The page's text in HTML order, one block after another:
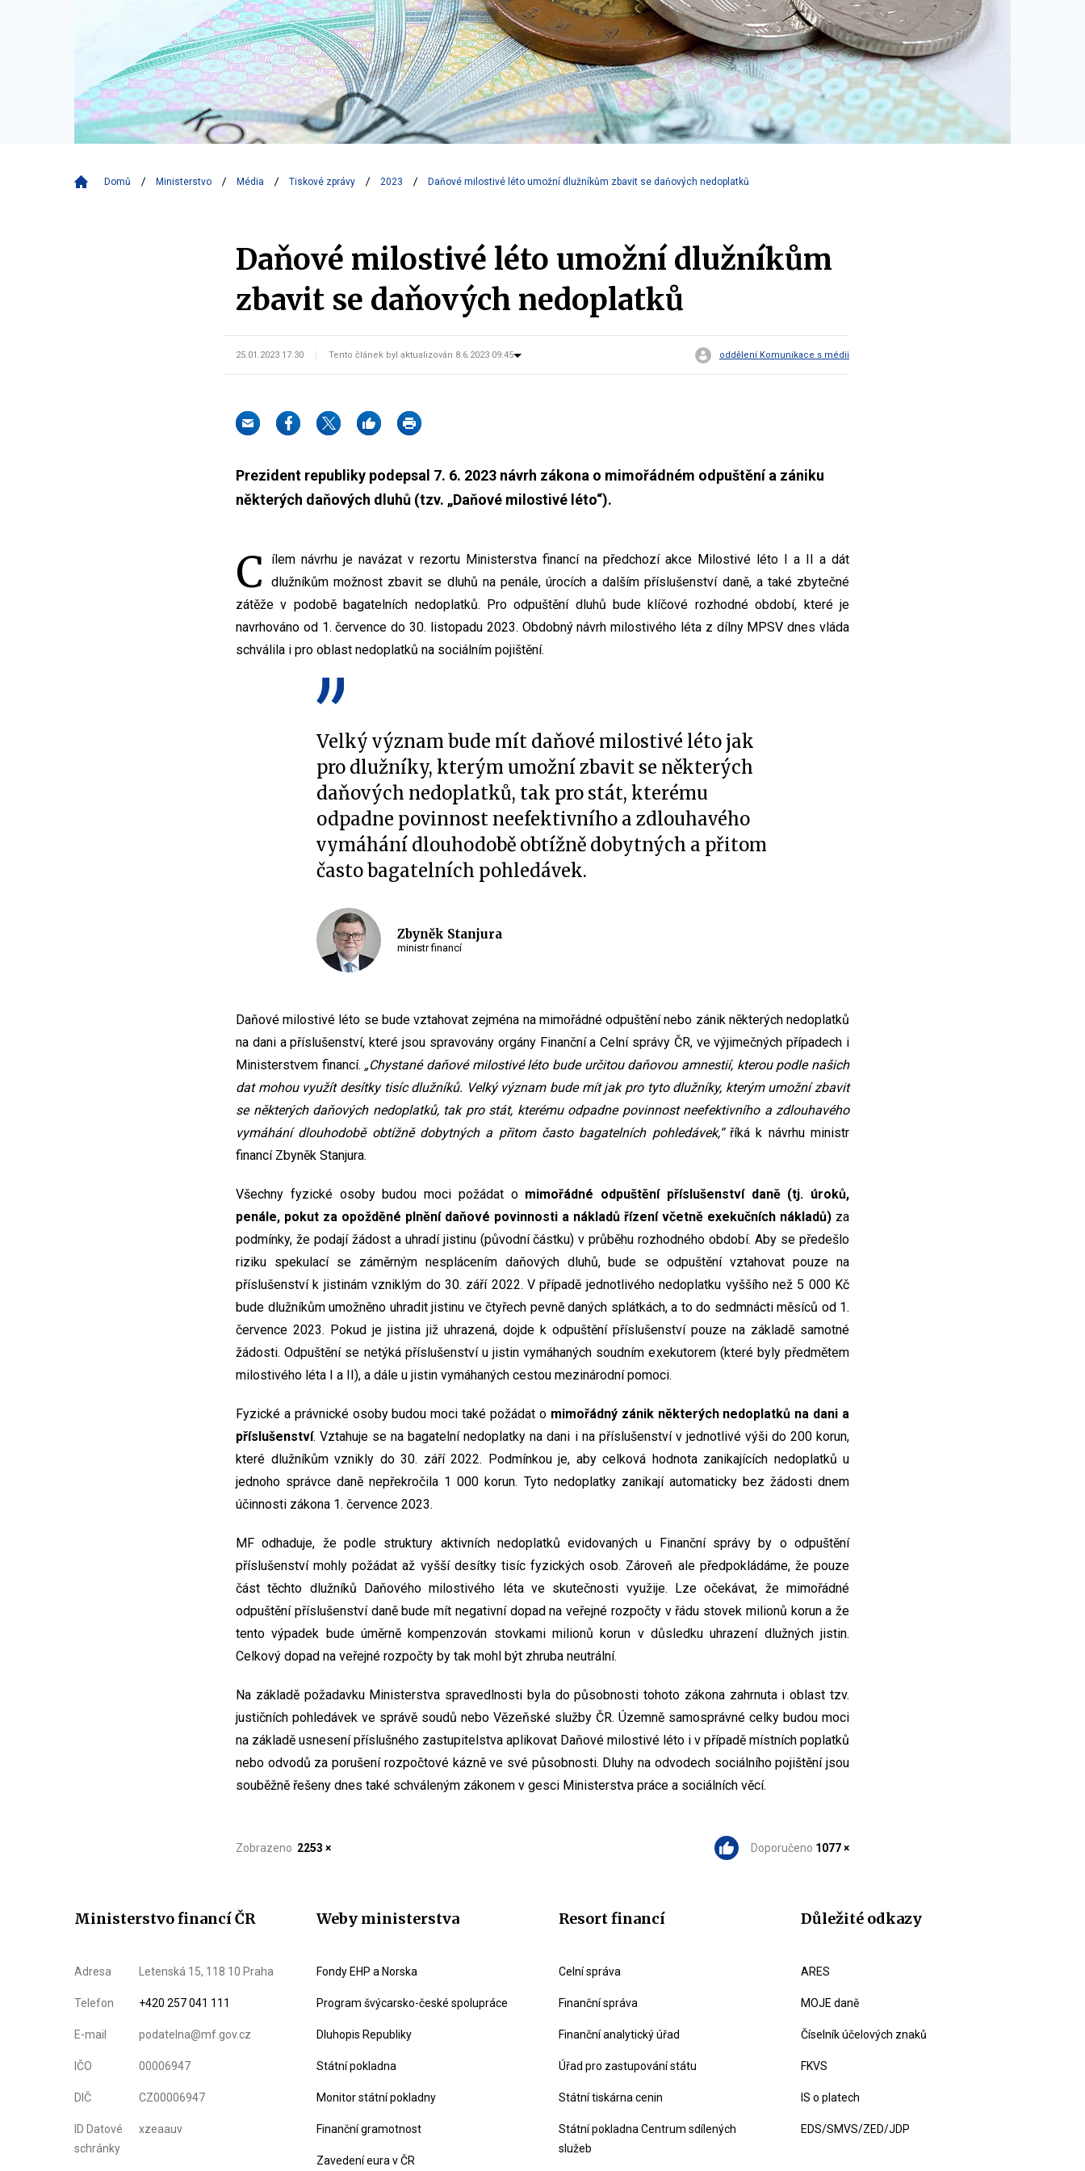
Domů Ministerstvo Média Tiskové zprávy 2023 Daňové milostivé léto umožní dlužníkům zbavit se daňových nedoplatků
Daňové milostivé léto umožní dlužníkům
zbavit se daňových nedoplatků
25.01.2023 17:30 Tento článek byl aktualizován 8.6.2023 09:45 oddělení Komunikace s médii
Prezident republiky podepsal 7. 6. 2023 návrh zákona o mimořádném odpuštění a zániku
některých daňových dluhů (tzv. „Daňové milostivé léto“).
C
ílem návrhu je navázat v rezortu Ministerstva financí na předchozí akce Milostivé léto I a II a dát
dlužníkům možnost zbavit se dluhů na penále, úrocích a dalším příslušenství daně, a také zbytečné
zátěže v podobě bagatelních nedoplatků. Pro odpuštění dluhů bude klíčové rozhodné období, které je
navrhováno od 1. července do 30. listopadu 2023. Obdobný návrh milostivého léta z dílny MPSV dnes vláda
schválila i pro oblast nedoplatků na sociálním pojištění.
Velký význam bude mít daňové milostivé léto jak
pro dlužníky, kterým umožní zbavit se některých
daňových nedoplatků, tak pro stát, kterému
odpadne povinnost neefektivního a zdlouhavého
vymáhání dlouhodobě obtížně dobytných a přitom
často bagatelních pohledávek.
Zbyněk Stanjura
ministr financí
Daňové milostivé léto se bude vztahovat zejména na mimořádné odpuštění nebo zánik některých nedoplatků
na dani a příslušenství, které jsou spravovány orgány Finanční a Celní správy ČR, ve výjimečných případech i
Ministerstvem financí. „Chystané daňové milostivé léto bude určitou daňovou amnestií, kterou podle našich
dat mohou využít desítky tisíc dlužníků. Velký význam bude mít jak pro tyto dlužníky, kterým umožní zbavit
se některých daňových nedoplatků, tak pro stát, kterému odpadne povinnost neefektivního a zdlouhavého
vymáhání dlouhodobě obtížně dobytných a přitom často bagatelních pohledávek,“říká k návrhu ministr
financí Zbyněk Stanjura.
Všechny fyzické osoby budou moci požádat o mimořádné odpuštění příslušenství daně (tj. úroků,
penále, pokut za opožděné plnění daňové povinnosti a nákladů řízení včetně exekučních nákladů) za
podmínky, že podají žádost a uhradí jistinu (původní částku) v průběhu rozhodného období. Aby se předešlo
riziku spekulací se záměrným nesplácením daňových dluhů, bude se odpuštění vztahovat pouze na
příslušenství k jistinám vzniklým do 30. září 2022. V případě jednotlivého nedoplatku vyššího než 5 000 Kč
bude dlužníkům umožněno uhradit jistinu ve čtyřech pevně daných splátkách, a to do sedmnácti měsíců od 1.
července 2023. Pokud je jistina již uhrazená, dojde k odpuštění příslušenství pouze na základě samotné
žádosti. Odpuštění se netýká příslušenství u jistin vymáhaných soudním exekutorem (které byly předmětem
milostivého léta I a II), a dále u jistin vymáhaných cestou mezinárodní pomoci.
Fyzické a právnické osoby budou moci také požádat o mimořádný zánik některých nedoplatků na dani a
příslušenství. Vztahuje se na bagatelní nedoplatky na dani i na příslušenství v jednotlivé výši do 200 korun,
které dlužníkům vznikly do 30. září 2022. Podmínkou je, aby celková hodnota zanikajících nedoplatků u
jednoho správce daně nepřekročila 1 000 korun. Tyto nedoplatky zanikají automaticky bez žádosti dnem
účinnosti zákona 1. července 2023.
MF odhaduje, že podle struktury aktivních nedoplatků evidovaných u Finanční správy by o odpuštění
příslušenství mohly požádat až vyšší desítky tisíc fyzických osob. Zároveň ale předpokládáme, že pouze
část těchto dlužníků Daňového milostivého léta ve skutečnosti využije. Lze očekávat, že mimořádné
odpuštění příslušenství daně bude mít negativní dopad na veřejné rozpočty v řádu stovek milionů korun a že
tento výpadek bude úměrně kompenzován stovkami milionů korun v důsledku uhrazení dlužných jistin.
Celkový dopad na veřejné rozpočty by tak mohl být zhruba neutrální.
Na základě požadavku Ministerstva spravedlnosti byla do působnosti tohoto zákona zahrnuta i oblast tzv.
justičních pohledávek ve správě soudů nebo Vězeňské služby ČR. Územně samosprávné celky budou moci
na základě usnesení příslušného zastupitelstva aplikovat Daňové milostivé léto i v případě místních poplatků
nebo odvodů za porušení rozpočtové kázně ve své působnosti. Dluhy na odvodech sociálního pojištění jsou
souběžně řešeny dnes také schváleným zákonem v gesci Ministerstva práce a sociálních věcí.
Zobrazeno 2253 × Doporučeno 1077 ×
Ministerstvo financí ČR
Adresa Letenská 15, 118 10 Praha
Telefon +420 257 041 111
E-mail podatelna@mf.gov.cz
IČO 00006947
DIČ CZ00006947
ID Datové
schránky
xzeaauv
Weby ministerstva
Fondy EHP a Norska
Program švýcarsko-české spolupráce
Dluhopis Republiky
Státní pokladna
Monitor státní pokladny
Finanční gramotnost
Zavedení eura v ČR
Resort financí
Celní správa
Finanční správa
Finanční analytický úřad
Úřad pro zastupování státu
Státní tiskárna cenin
Státní pokladna Centrum sdílených
služeb
Důležité odkazy
ARES
MOJE daně
Číselník účelových znaků
FKVS
IS o platech
EDS/SMVS/ZED/JDP